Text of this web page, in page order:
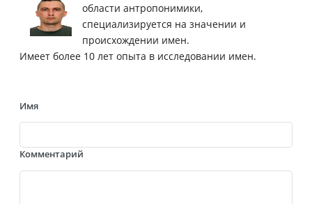
области антропонимики,
специализируется на значении и
происхождении имен.
Имеет более 10 лет опыта в исследовании имен.
Имя
Комментарий